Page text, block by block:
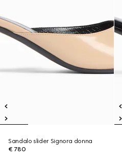
Sandalo slider Signora donna
€ 780